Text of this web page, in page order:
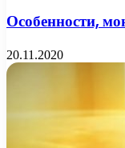
Особенности,
20.11.2020